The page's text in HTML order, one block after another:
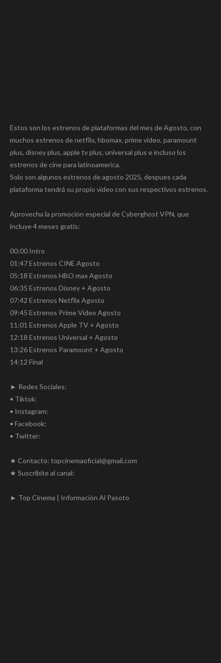
Estos son los estrenos de plataformas del mes de Agosto, con
muchos estrenos de netflix, hbomax, prime video, paramount
plus, disney plus, apple tv plus, universal plus e incluso los
estrenos de cine para latinoamerica.
Solo son algunos estrenos de agosto 2025, despues cada
plataforma tendrá su propio video con sus respectivos estrenos.
Aprovecha la promoción especial de Cyberghost VPN, que
incluye 4 meses gratis:
00:00 Intro
01:47 Estrenos CINE Agosto
05:18 Estrenos HBO max Agosto
06:35 Estrenos Disney + Agosto
07:42 Estrenos Netflix Agosto
09:45 Estrenos Prime Video Agosto
11:01 Estrenos Apple TV + Agosto
12:18 Estrenos Universal + Agosto
13:26 Estrenos Paramount + Agosto
14:12 Final
► Redes Sociales:
• Tiktok:
• Instagram:
• Facebook:
• Twitter:
★ Contacto: topcinemaoficial@gmail.com
★ Suscribite al canal:
► Top Cinema | Información Al Pasoto